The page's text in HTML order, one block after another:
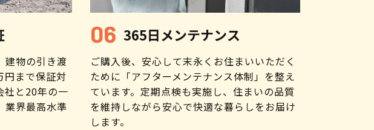
建物の引き渡
円まで保証対
社と20年の一
業界最高水準
365日メンテナンス
ご購入後、安心して末永くお住まいいただく
ために「アフターメンテナンス体制」を整え
ています。定期点検も実施し、住まいの品質
を維持しながら安心で快適な暮らしをお届け
します。